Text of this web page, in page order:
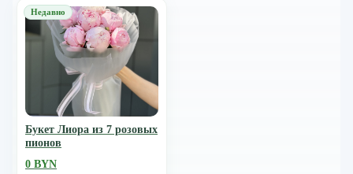
Букет Лиора из 7 розовых
пионов
0 BYN